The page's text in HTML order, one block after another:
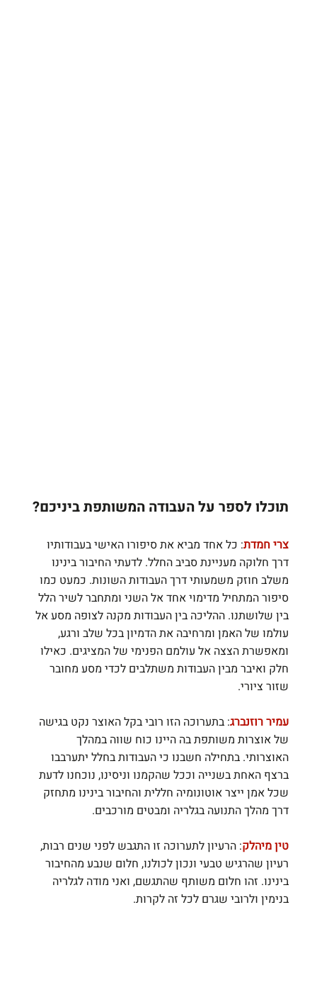
תוכלו לספר על העבודה המשותפת ביניכם?
צרי חמדת: כל אחד מביא את סיפורו האישי בעבודותיו
דרך חלוקה מעניינת סביב החלל. לדעתי החיבור בינינו
משלב חוזק משמעותי דרך העבודות השונות. כמעט כמו
סיפור המתחיל מדימוי אחד אל השני ומתחבר לשיר הלל
בין שלושתנו. ההליכה בין העבודות מקנה לצופה מסע אל
עולמו של האמן ומרחיבה את הדמיון בכל שלב ורגע,
ומאפשרת הצצה אל עולמם הפנימי של המציגים. כאילו
חלק ואיבר מבין העבודות משתלבים לכדי מסע מחובר
שזור ציורי.
עמיר רוזנברג: בתערוכה הזו רובי בקל האוצר נקט בגישה
של אוצרות משותפת בה היינו כוח שווה במהלך
האוצרותי. בתחילה חשבנו כי העבודות בחלל יתערבבו
ברצף האחת בשנייה וככל שהקמנו וניסינו, נוכחנו לדעת
שכל אמן ייצר אוטונומיה חללית והחיבור בינינו מתחזק
דרך מהלך התנועה בגלריה ומבטים מורכבים.
טין מיהלק: הרעיון לתערוכה זו התגבש לפני שנים רבות,
רעיון שהרגיש טבעי ונכון לכולנו, חלום שנבע מהחיבור
בינינו. זהו חלום משותף שהתגשם, ואני מודה לגלריה
בנימין ולרובי שגרם לכל זה לקרות.